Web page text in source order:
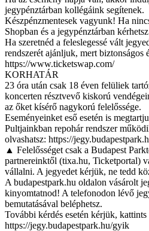
jegypénztárban kollégáink segítenek.
Készpénzmentesek vagyunk! Ha
Shopban és a jegypénztárban
Ha szeretnéd a feleslegessé vált
rendszerét ajánljuk, mert biztonságos
https://www.ticketswap.com/
KORHATÁR
23 óra után csak 18 éven felüliek
koncerten résztvevő kiskorú
az őket kísérő nagykorú felelőssége.
Eseményeinket eső esetén is
Pultjainkban repohár rendszer
olvashatsz: https://
▲ Felelősséget csak a Budapest
partnereinktől (tixa.hu, Ticketportal)
vállalni. A jegyedet kérjük, ne tedd
A budapestpark.hu oldalon vásárolt
kinyomtatnod! A telefonodon lévő
bemutatásával beléphetsz.
További kérdés esetén kérjük, kattints
https://jegy.budapestpark.hu/gyik